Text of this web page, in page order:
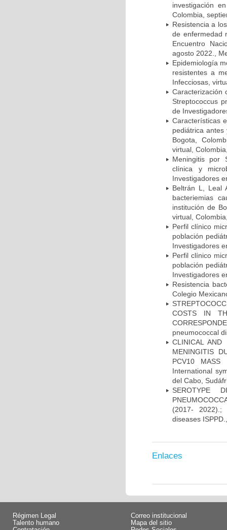
investigación
Colombia,
Resistencia a
de enfermedad
Encuentro
agosto 2022.,
Epidemiología
resistentes a
Infecciosas,
Caracterización
Streptococcus
de
Características
pediátrica
Bogota,
virtual,
Meningitis por
clínica y
Investigadores
Beltrán L, Leal
bacteriemias
institución de
virtual,
Perfil clínico
población
Investigadores
Perfil clínico
población
Investigadores
Resistencia
Colegio
COSTS IN
pneumococcal
CLINICAL AND
MENINGITIS
PCV10 MASS
International
del Cabo,
SEROTYPE
(2017- 2022).;
diseases
Enlaces
Régimen Legal
Talento humano
Correo institucional
Mapa del sitio